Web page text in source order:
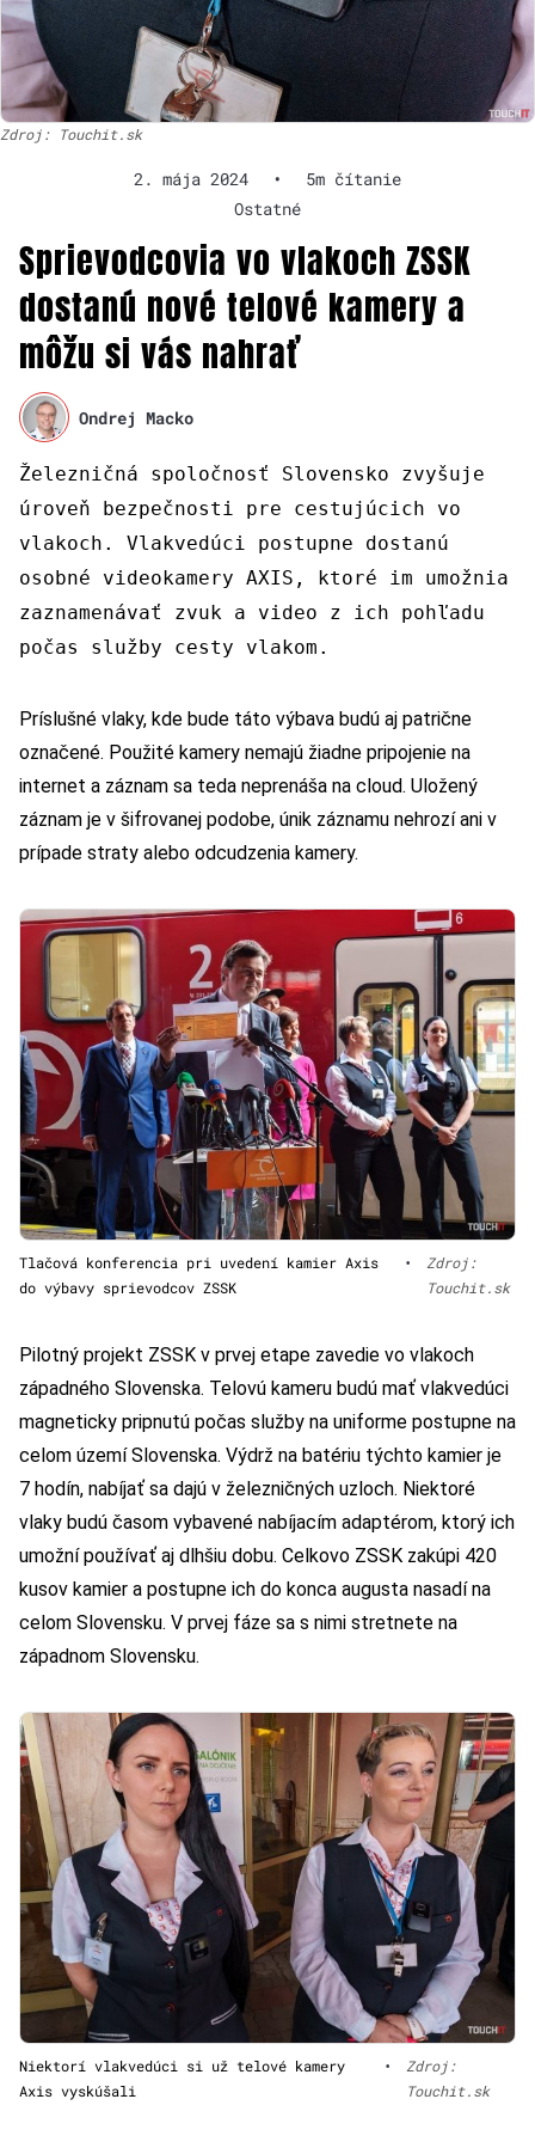
Zdroj: Touchit.sk
2. mája 2024 •
5m čítanie
Ostatné
Sprievodcovia vo vlakoch ZSSK
dostanú nové telové kamery a
môžu si vás nahrať
Ondrej Macko
Železničná spoločnosť Slovensko zvyšuje
úroveň bezpečnosti pre cestujúcich vo
vlakoch. Vlakvedúci postupne dostanú
osobné videokamery AXIS, ktoré im umožnia
zaznamenávať zvuk a video z ich pohľadu
počas služby cesty vlakom.
Príslušné vlaky, kde bude táto výbava budú aj patrične
označené. Použité kamery nemajú žiadne pripojenie na
internet a záznam sa teda neprenáša na cloud. Uložený
záznam je v šifrovanej podobe, únik záznamu nehrozí ani v
prípade straty alebo odcudzenia kamery.
Tlačová konferencia pri uvedení kamier Axis
do výbavy sprievodcov ZSSK
•
Zdroj:
Touchit.sk
Pilotný projekt ZSSK v prvej etape zavedie vo vlakoch
západného Slovenska. Telovú kameru budú mať vlakvedúci
magneticky pripnutú počas služby na uniforme postupne na
celom území Slovenska. Výdrž na batériu týchto kamier je
7 hodín, nabíjať sa dajú v železničných uzloch. Niektoré
vlaky budú časom vybavené nabíjacím adaptérom, ktorý ich
umožní používať aj dlhšiu dobu. Celkovo ZSSK zakúpi 420
kusov kamier a postupne ich do konca augusta nasadí na
celom Slovensku. V prvej fáze sa s nimi stretnete na
západnom Slovensku.
Niektorí vlakvedúci si už telové kamery
Axis vyskúšali
•
Zdroj:
Touchit.sk